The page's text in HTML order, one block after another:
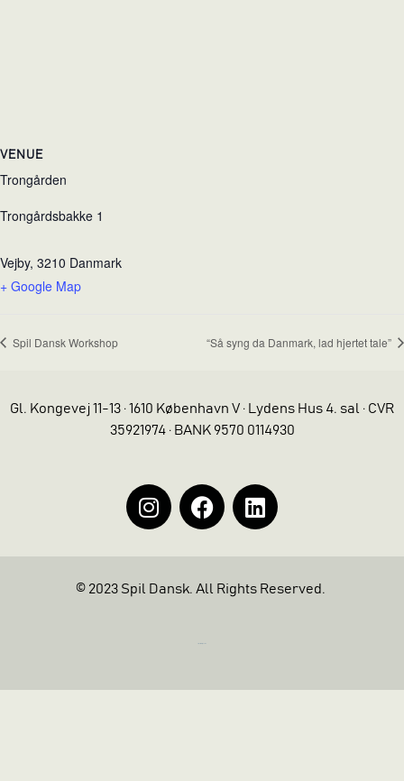
VENUE
Trongården
Trongårdsbakke 1
Vejby, 3210 Danmark
+ Google Map
Spil Dansk Workshop “Så syng da Danmark, lad hjertet tale”
Gl. Kongevej 11-13 · 1610 København V · Lydens Hus 4. sal · CVR
35921974 · BANK 9570 0114930
© 2023 Spil Dansk. All Rights Reserved.